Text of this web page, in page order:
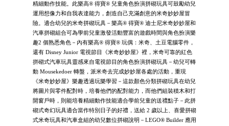
精細動作技能。此樂高® 得寶® 兒童角色扮演拼砌玩具可鼓勵幼兒
運用想像力和自我表達能力，創造自己充滿創意的米奇妙妙屋冒
險。適合幼兒的米奇拼砌玩具－樂高® 得寶® 迪士尼米奇妙妙屋和
汽車拼砌組合可為學前兒童激發活動豐富的遊戲時間與角色扮演樂
趣2 個熟悉角色－內有樂高® 得寶® 玩偶：米奇、土豆電腦零件，
還有 Disney Junior 電視節目《米奇妙妙屋》裡，米奇可靠的紅色
拼砌式汽車玩具靈感來自電視節目的角色扮演拼砌玩具－幼兒可轉
動 Mousekedoer 轉盤，派米奇去完成妙妙屋各處的活動，重現
《米奇妙妙屋》樂趣透過玩樂學習－這款顏色分類拼砌玩具在幼兒
將圖片與零件配對時，培養他們的配對能力，而他們組裝積木和打
開窗戶時，則能培養精細動作技能適合學前兒童的送禮點子－此拼
砌式奇幻玩具適合當作特別日子的好禮，送給 2 歲以上、喜愛拼砌
式米奇玩具和汽車盒組的幼兒數位拼砌說明－LEGO® Builder 應用